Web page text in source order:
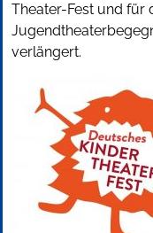
Theater-Fest und für
verlängert.